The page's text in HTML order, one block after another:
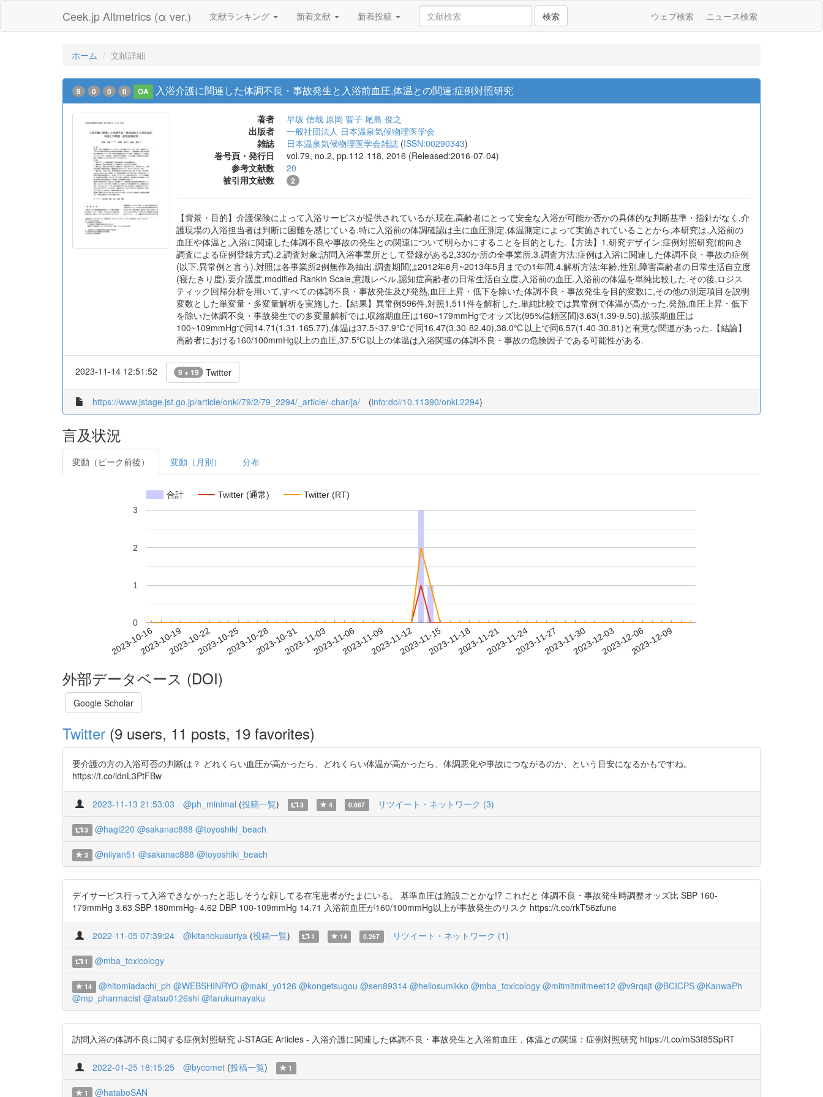
Ceek.jp Altmetrics (α ver.) 文献ランキング 新着文献 新着投稿 検索 ウェブ検索 ニュース検索
ホーム 文献詳細
9 0 0 0 OA 入浴介護に関連した体調不良・事故発生と入浴前血圧,体温との関連:症例対照研究
著者 早坂 信哉 原岡 智子 尾島 俊之
出版者
一般社団法人 日本温泉気候物理医学会
雑誌
日本温泉気候物理医学会雑誌 (ISSN:00290343)
巻号頁・発行日
vol.79, no.2, pp.112-118, 2016 (Released:2016-07-04)
参考文献数
20
被引用文献数
2
【背景・目的】介護保険によって入浴サービスが提供されているが,現在,高齢者にとって安全な入浴が可能か否かの具体的な判断基準・指針がなく,介
護現場の入浴担当者は判断に困難を感じている.特に入浴前の体調確認は主に血圧測定,体温測定によって実施されていることから,本研究は,入浴前の
血圧や体温と,入浴に関連した体調不良や事故の発生との関連について明らかにすることを目的とした.【方法】1.研究デザイン:症例対照研究(前向き
調査による症例登録方式).2.調査対象:訪問入浴事業所として登録がある2,330か所の全事業所.3.調査方法:症例は入浴に関連した体調不良・事故の症例
(以下,異常例と言う).対照は各事業所2例無作為抽出.調査期間は2012年6月~2013年5月までの1年間.4.解析方法:年齢,性別,障害高齢者の日常生活自立度
(寝たきり度),要介護度,modified Rankin Scale,意識レベル,認知症高齢者の日常生活自立度,入浴前の血圧,入浴前の体温を単純比較した.その後,ロジス
ティック回帰分析を用いて,すべての体調不良・事故発生及び発熱,血圧上昇・低下を除いた体調不良・事故発生を目的変数に,その他の測定項目を説明
変数とした単変量・多変量解析を実施した.【結果】異常例596件,対照1,511件を解析した.単純比較では異常例で体温が高かった.発熱,血圧上昇・低下
を除いた体調不良・事故発生での多変量解析では,収縮期血圧は160~179mmHgでオッズ比(95%信頼区間)3.63(1.39-9.50),拡張期血圧は
100~109mmHgで同14.71(1.31-165.77),体温は37.5~37.9℃で同16.47(3.30-82.40),38.0℃以上で同6.57(1.40-30.81)と有意な関連があった.【結論】
高齢者における160/100mmHg以上の血圧,37.5℃以上の体温は入浴関連の体調不良・事故の危険因子である可能性がある.
2023-11-14 12:51:52 9 + 19 Twitter
https://www.jstage.jst.go.jp/article/onki/79/2/79_2294/_article/-char/ja/ (info:doi/10.11390/onki.2294)
言及状況
変動（ピーク前後） 変動（月別） 分布
合計 Twitter (通常) Twitter (RT)
2023-10-162023-10-192023-10-222023-10-252023-10-282023-10-312023-11-032023-11-062023-11-092023-11-122023-11-152023-11-182023-11-212023-11-242023-11-272023-11-302023-12-032023-12-062023-12-09
0
1
2
3
外部データベース (DOI)
Google Scholar
Twitter (9 users, 11 posts, 19 favorites)
要介護の方の入浴可否の判断は？ どれくらい血圧が高かったら、どれくらい体温が高かったら、体調悪化や事故につながるのか、という目安になるかもですね。
https://t.co/ldnL3PtFBw
2023-11-13 21:53:03 @ph_minimal (投稿一覧) 3 4 0.667 リツイート・ネットワーク (3)
3 @hagi220 @sakanac888 @toyoshiki_beach
3 @niiyan51 @sakanac888 @toyoshiki_beach
デイサービス行って入浴できなかったと悲しそうな顔してる在宅患者がたまにいる。 基準血圧は施設ごとかな!? これだと 体調不良・事故発生時調整オッズ比 SBP 160-
179mmHg 3.63 SBP 180mmHg- 4.62 DBP 100-109mmHg 14.71 入浴前血圧が160/100mmHg以上が事故発生のリスク https://t.co/rkT56zfune
2022-11-05 07:39:24 @kitanokusuriya (投稿一覧) 1 14 0.267 リツイート・ネットワーク (1)
1 @mba_toxicology
14 @hitomiadachi_ph @WEBSHINRYO @maki_y0126 @kongetsugou @sen89314 @hellosumikko @mba_toxicology @mitmitmitmeet12 @v9rqsjt @BCICPS @KanwaPh
@mp_pharmacist @atsu0126shi @farukumayaku
訪問入浴の体調不良に関する症例対照研究 J-STAGE Articles - 入浴介護に関連した体調不良・事故発生と入浴前血圧，体温との関連：症例対照研究 https://t.co/mS3f85SpRT
2022-01-25 18:15:25 @bycomet (投稿一覧) 1
1 @hataboSAN